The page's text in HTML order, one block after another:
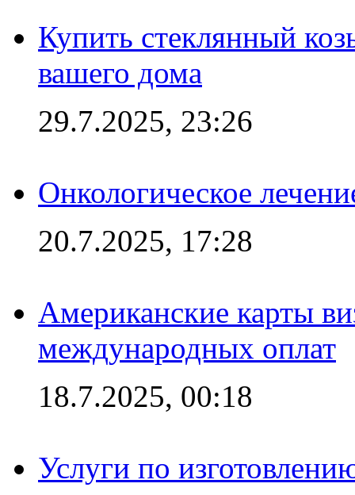
Купить стеклянный
вашего дома
29.7.2025, 23:26
Онкологическое
20.7.2025, 17:28
Американские карты
международных оплат
18.7.2025, 00:18
Услуги по